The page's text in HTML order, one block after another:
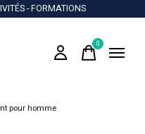
- FORMATIONS
0items
pour homme